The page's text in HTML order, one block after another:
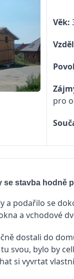
Věk:
pro
se stavba hodně
a podařilo se
a vchodové
dostali do
svou, bylo by
si vyvrtat